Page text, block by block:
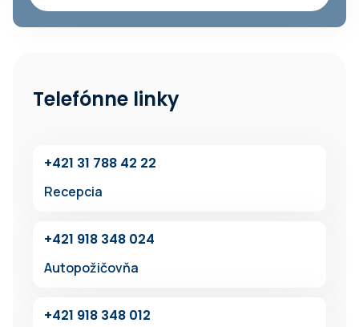
Telefónne linky
+42‍1 31 7‍88 42 22
Recepcia
+42‍1 918 348 024
Autopožičovňa
+42‍1 91‍8 348 012